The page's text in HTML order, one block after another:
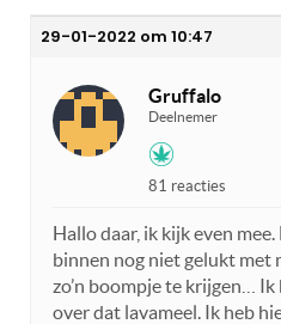
29-01-2022 om 10:47
Gruffalo
Deelnemer
81 reacties
Hallo daar, ik kijk even
binnen nog niet gelukt met
zo’n boompje te krijgen…
over dat lavameel. Ik heb